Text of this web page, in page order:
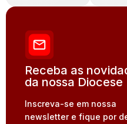
Receba as
da nossa Diocese
Inscreva-se em nossa
newsletter e fique por